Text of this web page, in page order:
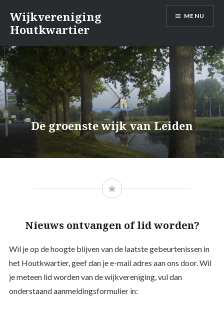
inhoud
Wijkvereniging
Houtkwartier
MENU
De groenste wijk van Leiden
Nieuws ontvangen of lid worden?
Wil je op de hoogte blijven van de laatste gebeurtenissen in
het Houtkwartier, geef dan je e-mail adres aan ons door. Wil
je meteen lid worden van de wijkvereniging, vul dan
onderstaand aanmeldingsformulier in: